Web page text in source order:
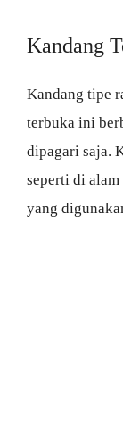
Kandang
Kandang tipe
terbuka ini
dipagari saja.
seperti di
yang